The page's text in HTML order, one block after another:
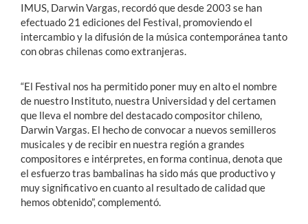
IMUS, Darwin Vargas, recordó que desde 2003 se han
efectuado 21 ediciones del Festival, promoviendo el
intercambio y la difusión de la música contemporánea tanto
con obras chilenas como extranjeras.
“El Festival nos ha permitido poner muy en alto el nombre
de nuestro Instituto, nuestra Universidad y del certamen
que lleva el nombre del destacado compositor chileno,
Darwin Vargas. El hecho de convocar a nuevos semilleros
musicales y de recibir en nuestra región a grandes
compositores e intérpretes, en forma continua, denota que
el esfuerzo tras bambalinas ha sido más que productivo y
muy significativo en cuanto al resultado de calidad que
hemos obtenido”, complementó.